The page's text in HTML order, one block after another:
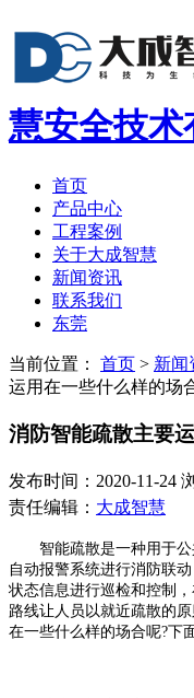
慧安全技术
首页
产品中心
工程案例
关于大成智慧
新闻资讯
联系我们
东莞
当前位置： 首页 > 新闻
运用在一些什么样的场
消防智能疏散主要
发布时间：2020-11-24
责任编辑： 大成智慧
智能疏散是一种用于公
自动报警系统进行消防联
状态信息进行巡检和控制
路线让人员以就近疏散的
在一些什么样的场合呢?下